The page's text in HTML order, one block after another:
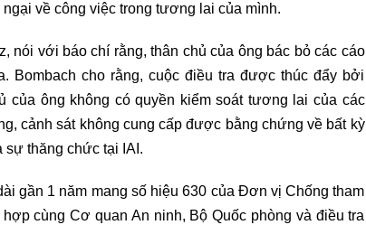
về công việc trong tương lai của mình.
nói với báo chí rằng, thân chủ của ông bác bỏ các cáo
Bombach cho rằng, cuộc điều tra được thúc đẩy bởi
của ông không có quyền kiểm soát tương lai của các
cảnh sát không cung cấp được bằng chứng về bất kỳ
sự thăng chức tại IAI.
gần 1 năm mang số hiệu 630 của Đơn vị Chống tham
cùng Cơ quan An ninh, Bộ Quốc phòng và điều tra